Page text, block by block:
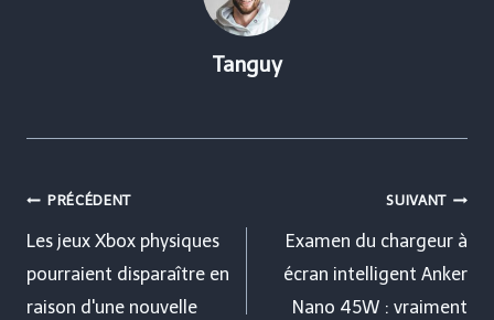
Tanguy
Navigation
de
l’article
PRÉCÉDENT
Les jeux Xbox physiques
pourraient disparaître en
raison d'une nouvelle
SUIVANT
Examen du chargeur à
écran intelligent Anker
Nano 45W : vraiment